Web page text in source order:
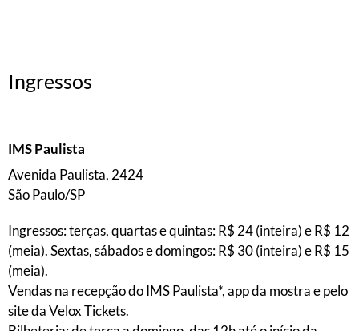
Ingressos
IMS Paulista
Avenida Paulista, 2424
São Paulo/SP
Ingressos: terças, quartas e quintas: R$ 24 (inteira) e R$ 12
(meia). Sextas, sábados e domingos: R$ 30 (inteira) e R$ 15
(meia).
Vendas na recepção do IMS Paulista*, app da mostra e pelo
site da Velox Tickets.